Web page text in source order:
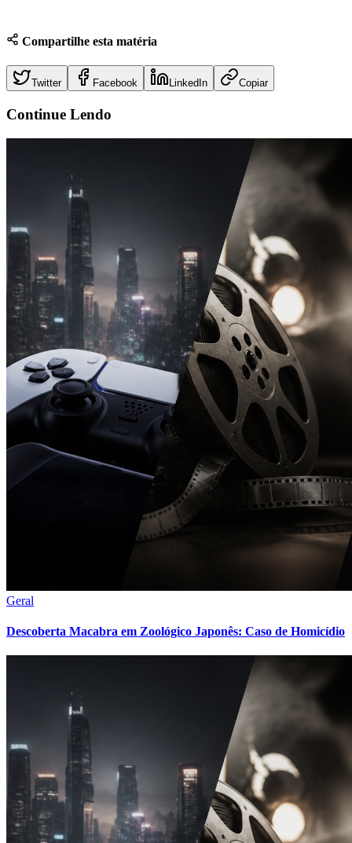
Compartilhe esta matéria
Twitter Facebook LinkedIn Copiar
Continue Lendo
Geral
Descoberta Macabra em Zoológico Japonês: Caso de Homicídio